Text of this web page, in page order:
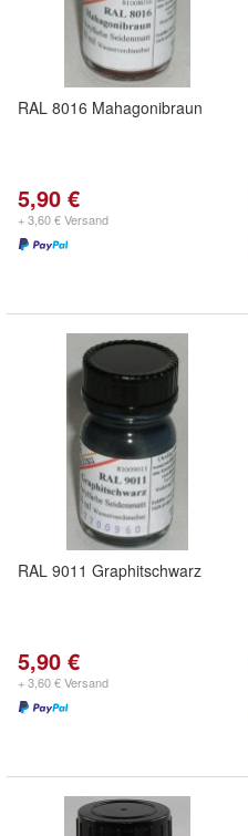
RAL 8016 Mahagonibraun
5,90 €
+ 3,60 € Versand
RAL 9011 Graphitschwarz
5,90 €
+ 3,60 € Versand